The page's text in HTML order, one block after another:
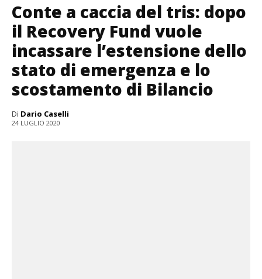
Conte a caccia del tris: dopo
il Recovery Fund vuole
incassare l’estensione dello
stato di emergenza e lo
scostamento di Bilancio
Di Dario Caselli
24 LUGLIO 2020